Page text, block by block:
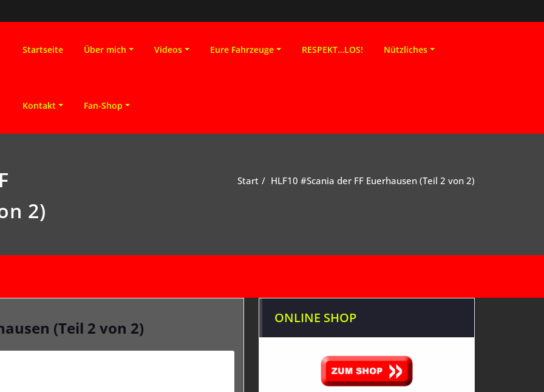
Startseite Über mich Videos Eure Fahrzeuge RESPEKT…LOS! Nützliches
Kontakt Fan-Shop
2)
Start HLF10 #Scania der FF Euerhausen (Teil 2 von 2)
(Teil 2 von 2)
ONLINE SHOP